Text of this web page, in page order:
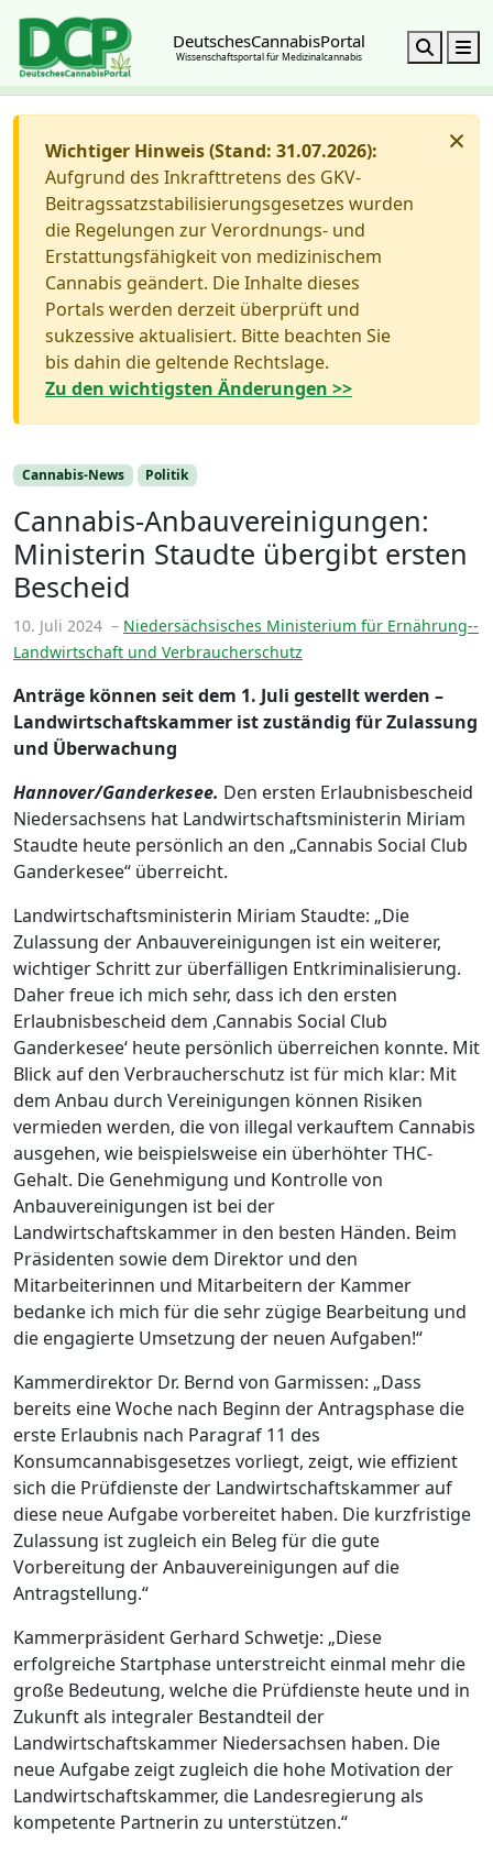
DeutschesCannabisPortal
Wissenschaftsportal für Medizinalcannabis Search
×
Wichtiger Hinweis (Stand: 31.07.2026):
Aufgrund des Inkrafttretens des GKV-
Beitragssatzstabilisierungsgesetzes wurden
die Regelungen zur Verordnungs- und
Erstattungsfähigkeit von medizinischem
Cannabis geändert. Die Inhalte dieses
Portals werden derzeit überprüft und
sukzessive aktualisiert. Bitte beachten Sie
bis dahin die geltende Rechtslage.
Zu den wichtigsten Änderungen >>
Cannabis-News Politik
Cannabis-Anbauvereinigungen:
Ministerin Staudte übergibt ersten
Bescheid
10. Juli 2024 – Niedersächsisches Ministerium für Ernährung--
Landwirtschaft und Verbraucherschutz
Anträge können seit dem 1. Juli gestellt werden –
Landwirtschaftskammer ist zuständig für Zulassung
und Überwachung
Hannover/Ganderkesee. Den ersten Erlaubnisbescheid
Niedersachsens hat Landwirtschaftsministerin Miriam
Staudte heute persönlich an den „Cannabis Social Club
Ganderkesee“ überreicht.
Landwirtschaftsministerin Miriam Staudte: „Die
Zulassung der Anbauvereinigungen ist ein weiterer,
wichtiger Schritt zur überfälligen Entkriminalisierung.
Daher freue ich mich sehr, dass ich den ersten
Erlaubnisbescheid dem ,Cannabis Social Club
Ganderkesee‘ heute persönlich überreichen konnte. Mit
Blick auf den Verbraucherschutz ist für mich klar: Mit
dem Anbau durch Vereinigungen können Risiken
vermieden werden, die von illegal verkauftem Cannabis
ausgehen, wie beispielsweise ein überhöhter THC-
Gehalt. Die Genehmigung und Kontrolle von
Anbauvereinigungen ist bei der
Landwirtschaftskammer in den besten Händen. Beim
Präsidenten sowie dem Direktor und den
Mitarbeiterinnen und Mitarbeitern der Kammer
bedanke ich mich für die sehr zügige Bearbeitung und
die engagierte Umsetzung der neuen Aufgaben!“
Kammerdirektor Dr. Bernd von Garmissen: „Dass
bereits eine Woche nach Beginn der Antragsphase die
erste Erlaubnis nach Paragraf 11 des
Konsumcannabisgesetzes vorliegt, zeigt, wie effizient
sich die Prüfdienste der Landwirtschaftskammer auf
diese neue Aufgabe vorbereitet haben. Die kurzfristige
Zulassung ist zugleich ein Beleg für die gute
Vorbereitung der Anbauvereinigungen auf die
Antragstellung.“
Kammerpräsident Gerhard Schwetje: „Diese
erfolgreiche Startphase unterstreicht einmal mehr die
große Bedeutung, welche die Prüfdienste heute und in
Zukunft als integraler Bestandteil der
Landwirtschaftskammer Niedersachsen haben. Die
neue Aufgabe zeigt zugleich die hohe Motivation der
Landwirtschaftskammer, die Landesregierung als
kompetente Partnerin zu unterstützen.“